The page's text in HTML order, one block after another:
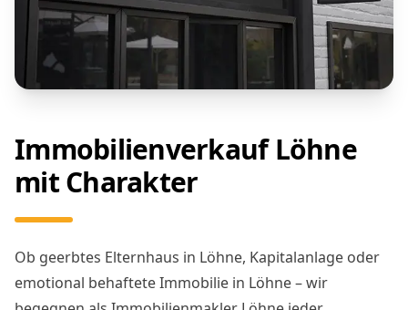
Immobilienverkauf Löhne
mit Charakter
Ob geerbtes Elternhaus in Löhne, Kapitalanlage oder
emotional behaftete Immobilie in Löhne – wir